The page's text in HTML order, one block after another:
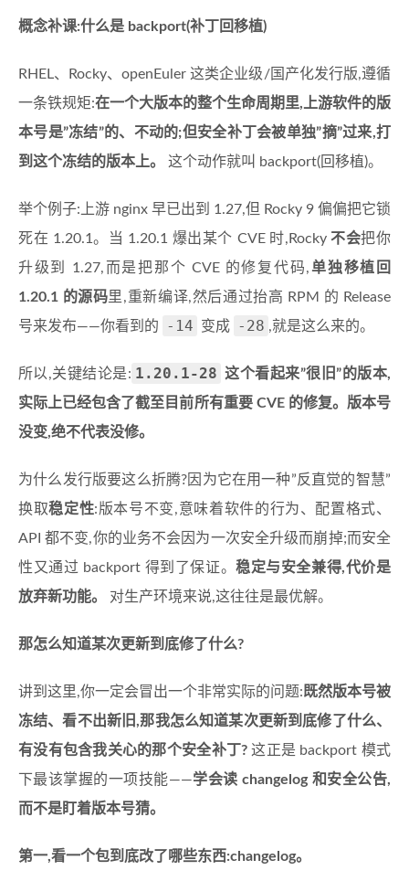
概念补课:什么是 backport(补丁回移植)
RHEL、Rocky、openEuler 这类企业级/国产化发行版,遵循
一条铁规矩:在一个大版本的整个生命周期里,上游软件的版
本号是”冻结”的、不动的;但安全补丁会被单独”摘”过来,打
到这个冻结的版本上。
这个动作就叫 backport(回移植)。
举个例子:上游 nginx 早已出到 1.27,但 Rocky 9 偏偏把它锁
死在 1.20.1。当 1.20.1 爆出某个 CVE 时,Rocky不会把你
升级到 1.27,而是把那个 CVE 的修复代码,单独移植回
1.20.1 的源码里,重新编译,然后通过抬高 RPM 的 Release
号来发布——你看到的
-14 变成 -28 ,就是这么来的。
所以,关键结论是: 1.20.1-28 这个看起来”很旧”的版本,
实际上已经包含了截至目前所有重要 CVE 的修复。版本号
没变,绝不代表没修。
为什么发行版要这么折腾?因为它在用一种”反直觉的智慧”
换取稳定性:版本号不变,意味着软件的行为、配置格式、
API 都不变,你的业务不会因为一次安全升级而崩掉;而安全
性又通过 backport 得到了保证。稳定与安全兼得,代价是
放弃新功能。
对生产环境来说,这往往是最优解。
那怎么知道某次更新到底修了什么?
讲到这里,你一定会冒出一个非常实际的问题:既然版本号被
冻结、看不出新旧,那我怎么知道某次更新到底修了什么、
有没有包含我关心的那个安全补丁? 这正是 backport 模式
下最该掌握的一项技能——学会读 changelog 和安全公告,
而不是盯着版本号猜。
第一,看一个包到底改了哪些东西:changelog。